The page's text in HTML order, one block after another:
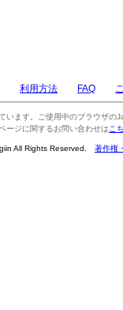
利用方法 FAQ
います。ご使用中のブラウザの
ージに関するお問い合わせは こ
All Rights Reserved. 著作権